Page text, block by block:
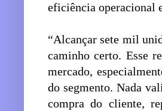
eficiência operacional
“Alcançar sete mil
caminho certo. Esse
mercado,
do segmento. Nada
compra do cliente,